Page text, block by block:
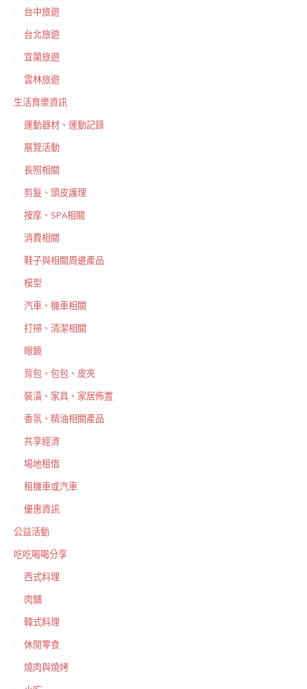
台中旅遊
台北旅遊
宜蘭旅遊
雲林旅遊
生活育樂資訊
運動器材、運動記錄
展覽活動
長照相關
剪髮、頭皮護理
按摩、SPA相關
消費相關
鞋子與相關周邊產品
模型
汽車、機車相關
打掃、清潔相關
眼鏡
背包、包包、皮夾
裝潢、家具、家居佈置
香氛、精油相關產品
共享經濟
場地租借
租機車或汽車
優惠資訊
公益活動
吃吃喝喝分享
西式料理
肉舖
韓式料理
休閒零食
燒肉與燒烤